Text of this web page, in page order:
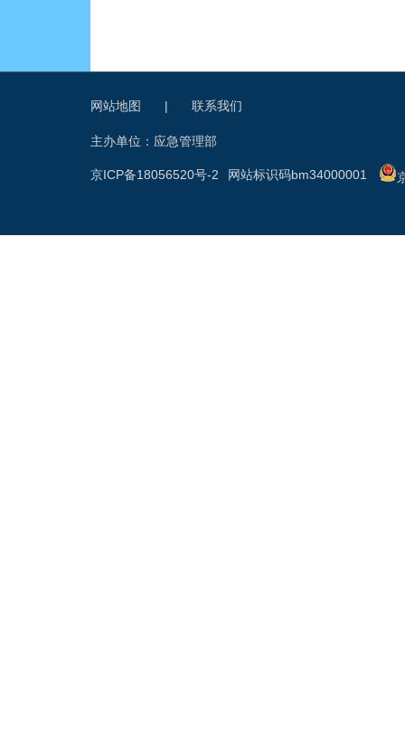
网站地图 | 联系我们
主办单位：应急管理部
网站标识码bm34000001
京ICP备18056520号-2